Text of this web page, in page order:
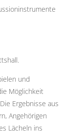
und
Möglichkeit
Ergebnisse aus
Angehörigen
Lächeln ins